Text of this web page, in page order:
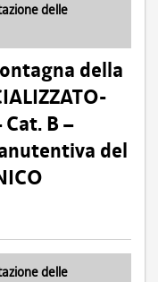
delle
della
B –
del
delle